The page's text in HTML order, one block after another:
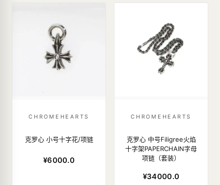
CHROMEHEARTS
克罗心 小号十字花/项链
¥6000.0
CHROMEHEARTS
克罗心 中号Filigree火焰
十字架PAPERCHAIN字母
项链（套装）
¥34000.0